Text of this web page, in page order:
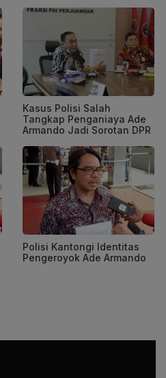
Kasus Polisi Salah
Tangkap Penganiaya Ade
Armando Jadi Sorotan DPR
Polisi Kantongi Identitas
Pengeroyok Ade Armando